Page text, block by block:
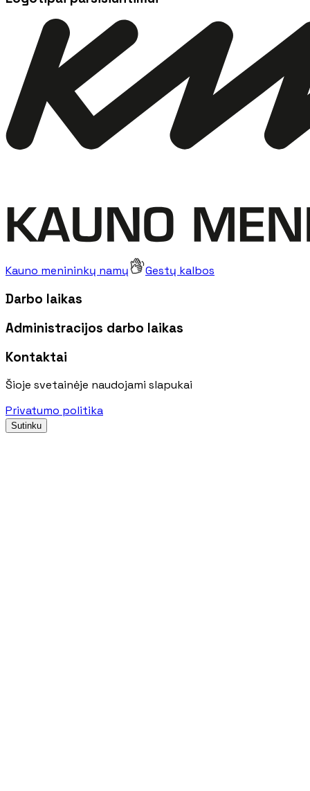
Kauno menininkų namų Gestų kalbos
Darbo laikas
Administracijos darbo laikas
Kontaktai
Šioje svetainėje naudojami slapukai
Privatumo politika
Sutinku